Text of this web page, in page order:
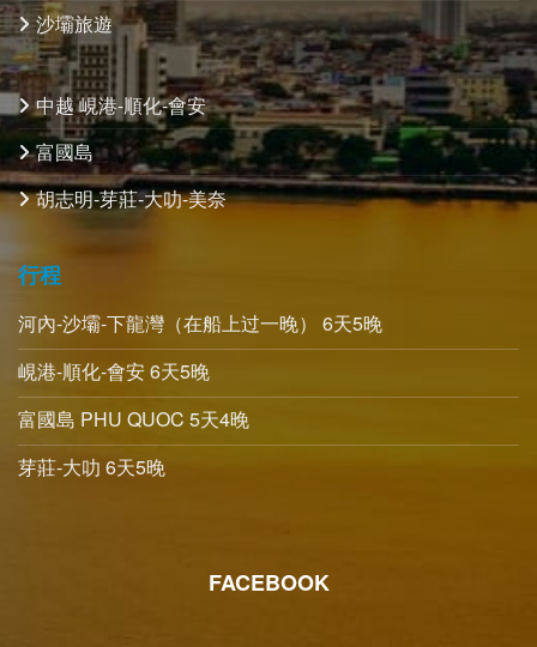
沙壩旅遊
中越 峴港-順化-會安
富國島
胡志明-芽莊-大叻-美奈
行程
河內-沙壩-下龍灣（在船上过一晚） 6天5晚
峴港-順化-會安 6天5晚
富國島 PHU QUOC 5天4晚
芽莊-大叻 6天5晚
FACEBOOK